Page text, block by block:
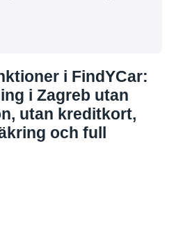
i FindYCar:
i Zagreb utan
utan kreditkort,
och full